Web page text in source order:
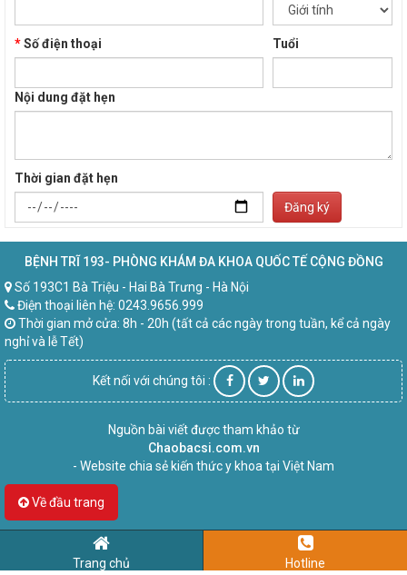
*Số điện thoại Tuổi
Nội dung đặt hẹn
Thời gian đặt hẹn
Đăng ký
BỆNH TRĨ 193- PHÒNG KHÁM ĐA KHOA QUỐC TẾ CỘNG ĐỒNG
Số 193C1 Bà Triệu - Hai Bà Trưng - Hà Nội
Điện thoại liên hệ: 0243.9656.999
Thời gian mở cửa: 8h - 20h (tất cả các ngày trong tuần, kể cả ngày
nghỉ và lễ Tết)
Kết nối với chúng tôi :
Nguồn bài viết được tham khảo từ
Chaobacsi.com.vn
- Website chia sẻ kiến thức y khoa tại Việt Nam
Về đầu trang
Trang chủ
Hotline